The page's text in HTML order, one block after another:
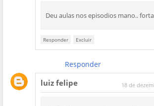
Deu aulas nos episodios mano..
Responder Excluir
Responder
luiz felipe 18 de